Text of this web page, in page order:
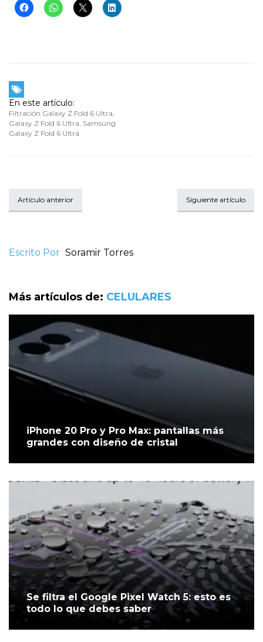
En este artículo:
Filtración Galaxy Z Fold 6 Ultra,
Galaxy Z Fold 6 Ultra, Samsung
Galaxy Z Fold 6 Ultra
Artículo anterior Siguiente artículo
Escrito Por Soramir Torres
Más artículos de: CELULARES
iPhone 20 Pro y Pro Max: pantallas más
grandes con diseño de cristal
Se filtra el Google Pixel Watch 5: esto es
todo lo que debes saber